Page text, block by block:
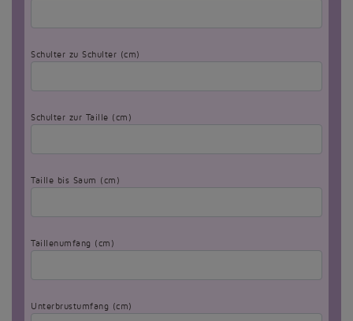
Schulter zu Schulter (cm)
Schulter zur Taille (cm)
Taille bis Saum (cm)
Taillenumfang (cm)
Unterbrustumfang (cm)